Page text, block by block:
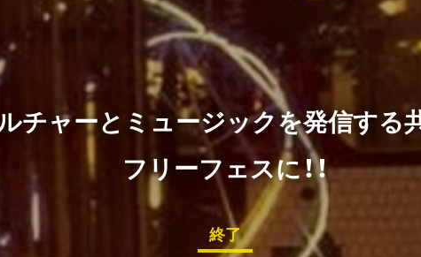
チャーとミュージックを発信する
フリーフェスに！！
終了